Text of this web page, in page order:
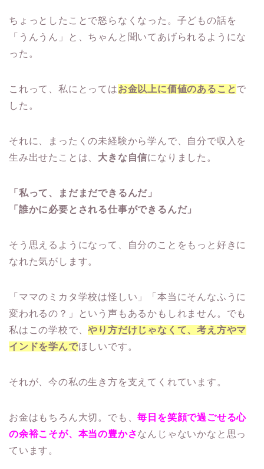
ちょっとしたことで怒らなくなった。子どもの話を
「うんうん」と、ちゃんと聞いてあげられるようにな
った。
これって、私にとってはお金以上に価値のあることで
した。
それに、まったくの未経験から学んで、自分で収入を
生み出せたことは、 大きな自信になりました。
「私って、まだまだできるんだ」
「誰かに必要とされる仕事ができるんだ」
そう思えるようになって、自分のことをもっと好きに
なれた気がします。
「ママのミカタ学校は怪しい」「本当にそんなふうに
変われるの？」という声もあるかもしれません。でも
私はこの学校で、やり方だけじゃなくて、考え方やマ
インドを学んでほしいです。
それが、今の私の生き方を支えてくれています。
お金はもちろん大切。でも、毎日を笑顔で過ごせる心
の余裕こそが、本当の豊かさなんじゃないかなと思っ
ています。